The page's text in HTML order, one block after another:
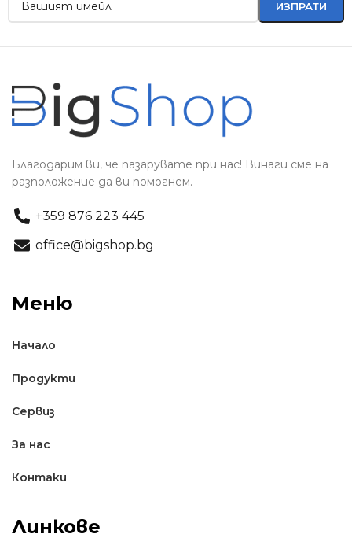
Благодарим ви, че пазарувате при нас! Винаги сме на
разположение да ви помогнем.
+359 876 223 445
office@bigshop.bg
Меню
Начало
Продукти
Сервиз
За нас
Контаки
Линкове